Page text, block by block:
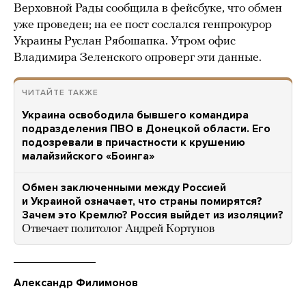
Верховной Рады сообщила в фейсбуке, что обмен
уже проведен; на ее пост сослался генпрокурор
Украины Руслан Рябошапка. Утром офис
Владимира Зеленского опроверг эти данные.
ЧИТАЙТЕ ТАКЖЕ
Украина освободила бывшего командира
подразделения ПВО в Донецкой области. Его
подозревали в причастности к крушению
малайзийского «Боинга»
Обмен заключенными между Россией
и Украиной означает, что страны помирятся?
Зачем это Кремлю? Россия выйдет из изоляции?
Отвечает политолог Андрей Кортунов
Александр Филимонов